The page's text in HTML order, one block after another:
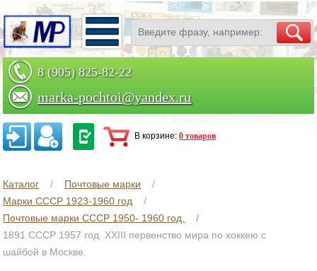
8 (905) 825-82-22
marka-pochtoi@yandex.ru
Заказать по телефону
В корзине: 0 товаров
Каталог
Почтовые марки
Марки СССР 1923-1960 год
Почтовые марки СССР 1950- 1960 год.
1891 СССР 1957 год. XXIII первенство мира по хоккею с
шайбой в Москве.